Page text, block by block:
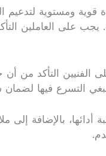
ومستوية
يجب على العاملين
الفنيين التأكد من
التسرع فيها لضمان
بالإضافة